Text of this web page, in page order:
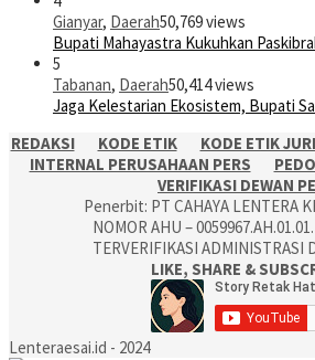
Gianyar, Daerah50,769 views
Bupati Mahayastra Kukuhkan
5
Tabanan, Daerah50,414 views
Jaga Kelestarian Ekosistem, Bupati
REDAKSI
KODE ETIK KODE ETIK
INTERNAL PERUSAHAAN PERS
VERIFIKASI DEWAN
Penerbit: PT CAHAYA LENTERA
NOMOR AHU –
TERVERIFIKASI ADMINISTRASI
LIKE, SHARE &
Lenteraesai.id - 2024